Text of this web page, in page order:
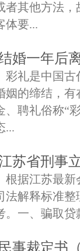
者其他方法
体要...
婚一年后
彩礼是中国
姻的缔结，有
、聘礼俗称“
...
苏省刑事
根据江苏最新
法解释标准整
。一、骗取贷
民事裁定书